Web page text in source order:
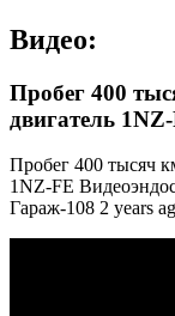
Видео:
Пробег 400
двигатель
Пробег 400 тысяч
1NZ-FE
Гараж-108 2 years